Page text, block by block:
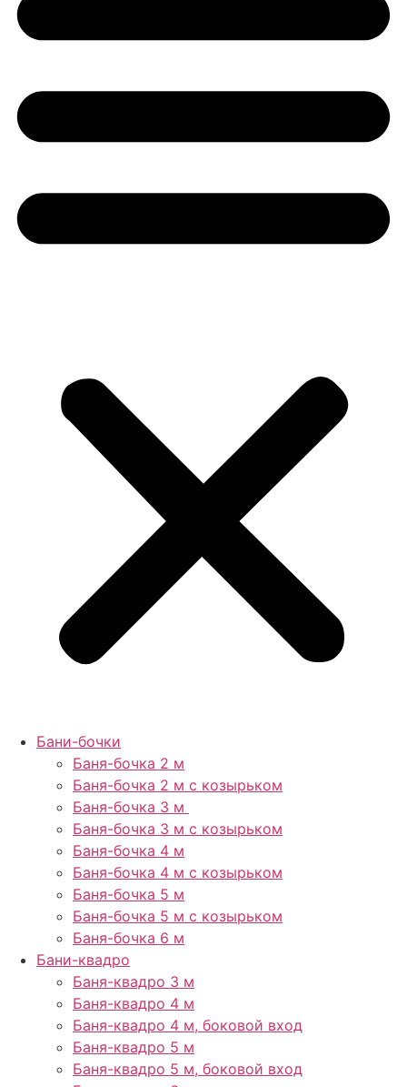
Бани-бочки
Баня-бочка 2 м
Баня-бочка 2 м с козырьком
Баня-бочка 3 м
Баня-бочка 3 м с козырьком
Баня-бочка 4 м
Баня-бочка 4 м с козырьком
Баня-бочка 5 м
Баня-бочка 5 м с козырьком
Баня-бочка 6 м
Бани-квадро
Баня-квадро 3 м
Баня-квадро 4 м
Баня-квадро 4 м, боковой вход
Баня-квадро 5 м
Баня-квадро 5 м, боковой вход